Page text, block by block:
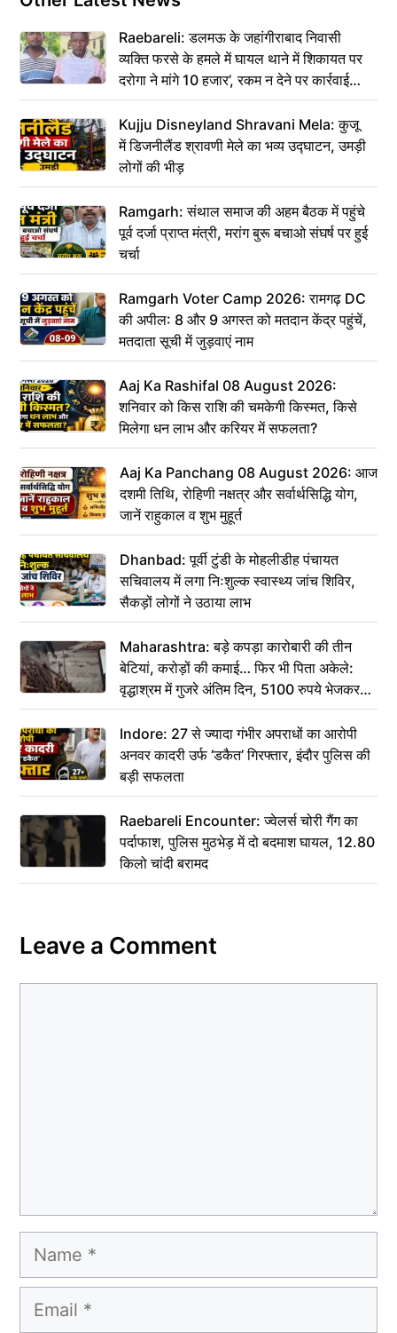
Raebareli: डलमऊ के जहांगीराबाद निवासी
व्यक्ति फरसे के हमले में घायल थाने में शिकायत पर
दरोगा ने मांगे 10 हजार’, रकम न देने पर कार्रवाई
ठंडी!
Kujju Disneyland Shravani Mela: कुजू
में डिजनीलैंड श्रावणी मेले का भव्य उद्घाटन, उमड़ी
लोगों की भीड़
Ramgarh: संथाल समाज की अहम बैठक में पहुंचे
पूर्व दर्जा प्राप्त मंत्री, मरांग बुरू बचाओ संघर्ष पर हुई
चर्चा
Ramgarh Voter Camp 2026: रामगढ़ DC
की अपील: 8 और 9 अगस्त को मतदान केंद्र पहुंचें,
मतदाता सूची में जुड़वाएं नाम
Aaj Ka Rashifal 08 August 2026:
शनिवार को किस राशि की चमकेगी किस्मत, किसे
मिलेगा धन लाभ और करियर में सफलता?
Aaj Ka Panchang 08 August 2026: आज
दशमी तिथि, रोहिणी नक्षत्र और सर्वार्थसिद्धि योग,
जानें राहुकाल व शुभ मुहूर्त
Dhanbad: पूर्वी टुंडी के मोहलीडीह पंचायत
सचिवालय में लगा निःशुल्क स्वास्थ्य जांच शिविर,
सैकड़ों लोगों ने उठाया लाभ
Maharashtra: बड़े कपड़ा कारोबारी की तीन
बेटियां, करोड़ों की कमाई… फिर भी पिता अकेले:
वृद्धाश्रम में गुजरे अंतिम दिन, 5100 रुपये भेजकर
कहा– अंतिम संस्कार कर दीजिए हम नहीं आ पाएंगे
Indore: 27 से ज्यादा गंभीर अपराधों का आरोपी
अनवर कादरी उर्फ ‘डकैत’ गिरफ्तार, इंदौर पुलिस की
बड़ी सफलता
Raebareli Encounter: ज्वेलर्स चोरी गैंग का
पर्दाफाश, पुलिस मुठभेड़ में दो बदमाश घायल, 12.80
किलो चांदी बरामद
Leave a Comment
Name
Email